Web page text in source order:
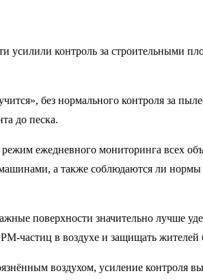
усилили контроль за строительными
без нормального контроля за
до песка.
ежедневного мониторинга всех
а также соблюдаются ли
поверхности значительно лучше
частиц в воздухе и защищать
воздухом, усиление